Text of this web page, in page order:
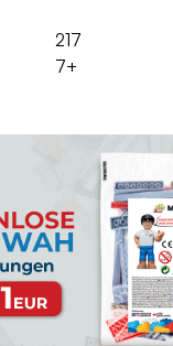
217
7+